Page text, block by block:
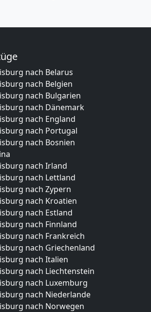
nach Belarus
nach Belgien
nach Bulgarien
nach Dänemark
nach England
nach Portugal
nach Bosnien
nach Irland
nach Lettland
nach Zypern
nach Kroatien
nach Estland
nach Finnland
nach Frankreich
nach Griechenland
nach Italien
nach Liechtenstein
nach Luxemburg
nach Niederlande
nach Norwegen